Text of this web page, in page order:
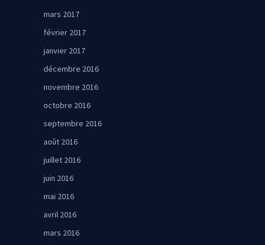
mars 2017
février 2017
janvier 2017
décembre 2016
novembre 2016
octobre 2016
septembre 2016
août 2016
juillet 2016
juin 2016
mai 2016
avril 2016
mars 2016